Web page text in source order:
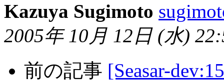
Kazuya Sugimoto
2005年 10月 12日 (水)
前の記事 [Seasar-